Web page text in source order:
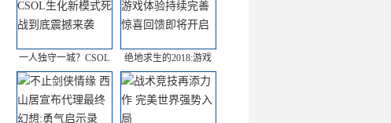
一人独守一城？CSOL 绝地求生的2018:游戏